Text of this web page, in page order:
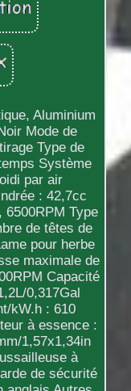
Aluminium
Mode de
Type de
Système
par air
: 42,7cc
6500RPM Type
de têtes de
pour herbe
maximale de
Capacité
0,317Gal
kW.h : 610
à essence :
1,57x1,34in
à
de sécurité